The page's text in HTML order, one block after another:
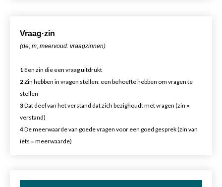
Vraag·zin
(de; m; meervoud: vraagzinnen)
1Een zin die een vraag uitdrukt
2Zin hebben in vragen stellen: een behoefte hebben om vragen te
stellen
3Dat deel van het verstand dat zich bezighoudt met vragen (zin =
verstand)
4De meerwaarde van goede vragen voor een goed gesprek (zin van
iets = meerwaarde)